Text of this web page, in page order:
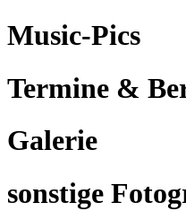
Music-Pics
Termine &
Galerie
sonstige